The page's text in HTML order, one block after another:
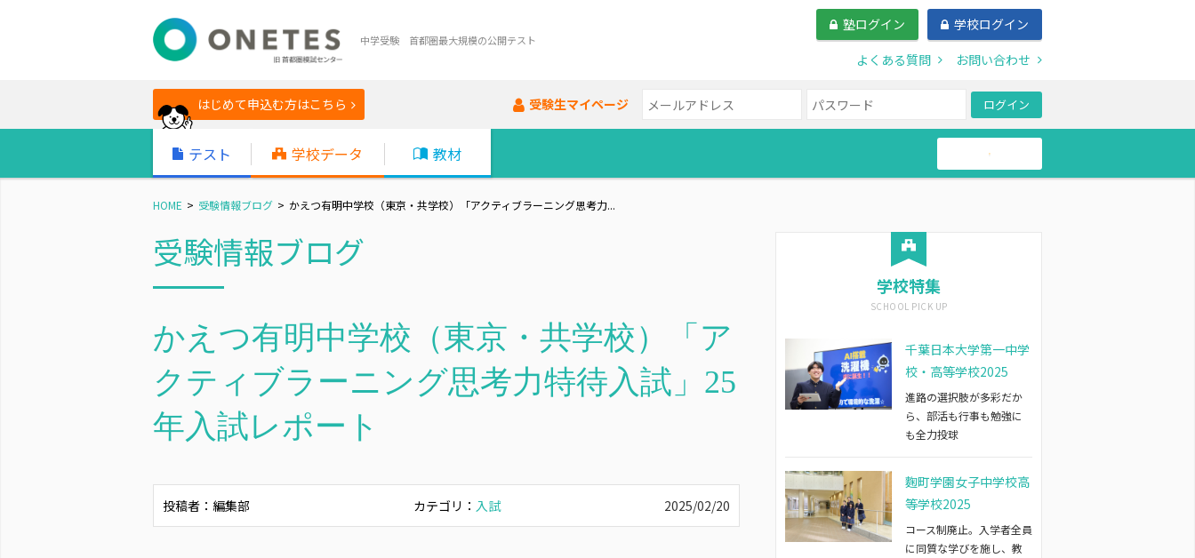
中学受験 首都圏最大規模の公開テスト
塾ログイン
学校ログイン
よくある質問
お問い合わせ
はじめて申込む方はこちら 受験生マイページ ログイン
テスト 学校データ 教材 帰国生
HOME 受験情報ブログ かえつ有明中学校（東京・共学校）「アクティブラーニング思考力...
受験情報ブログ
かえつ有明中学校（東京・共学校）「ア
クティブラーニング思考力特待入試」25
年入試レポート
投稿者：編集部 カテゴリ： 入試 2025/02/20
学校特集
千葉日本大学第一中学
校・高等学校2025
進路の選択肢が多彩だか
ら、部活も行事も勉強に
も全力投球
麴町学園女子中学校高
等学校2025
コース制廃止。入学者全員
に同質な学びを施し、教